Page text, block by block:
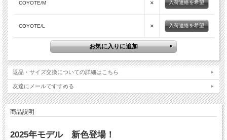
COYOTE/M × 入荷連絡を希望
COYOTE/L × 入荷連絡を希望
返品・サイズ交換についての詳細はこちら
友達にメールですすめる
商品説明
2025年モデル 新色登場！